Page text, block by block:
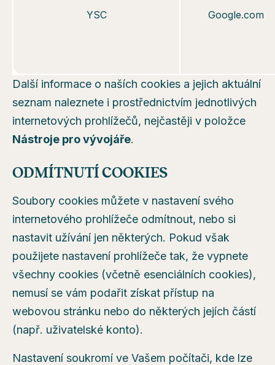
YSC Google.com
Další informace o naších cookies a jejich aktuální
seznam naleznete i prostřednictvím jednotlivých
internetových prohlížečů, nejčastěji v položce
Nástroje pro vývojáře.
ODMÍTNUTÍ COOKIES
Soubory cookies můžete v nastavení svého
internetového prohlížeče odmítnout, nebo si
nastavit užívání jen některých. Pokud však
použijete nastavení prohlížeče tak, že vypnete
všechny cookies (včetně esenciálních cookies),
nemusí se vám podařit získat přístup na
webovou stránku nebo do některých jejích částí
(např. uživatelské konto).
Nastavení soukromí ve Vašem počítači, kde lze